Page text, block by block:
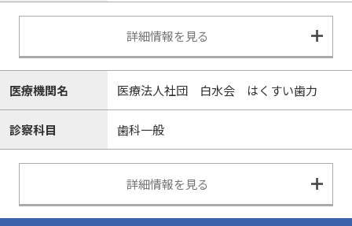
詳細情報を見る
医療機関名 医療法人社団 白水会 はくすい歯力
診察科目 歯科一般
詳細情報を見る